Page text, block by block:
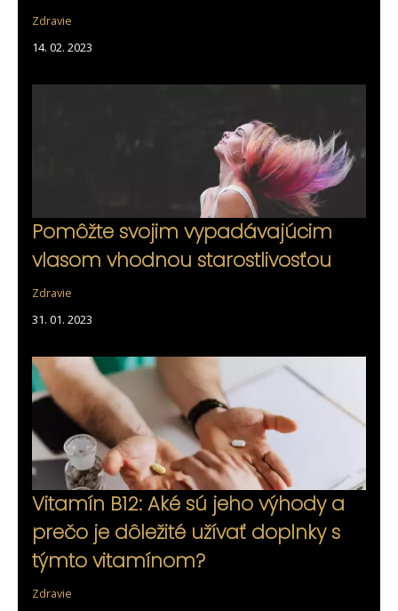
Zdravie
14. 02. 2023
Pomôžte svojim vypadávajúcim
vlasom vhodnou starostlivosťou
Zdravie
31. 01. 2023
Vitamín B12: Aké sú jeho výhody a
prečo je dôležité užívať doplnky s
týmto vitamínom?
Zdravie